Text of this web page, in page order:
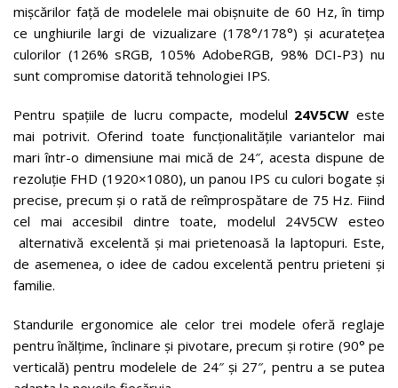
mișcărilor față de modelele mai obișnuite de 60 Hz, în timp
ce unghiurile largi de vizualizare (178°/178°) și acuratețea
culorilor (126% sRGB, 105% AdobeRGB, 98% DCI-P3) nu
sunt compromise datorită tehnologiei IPS.
Pentru spațiile de lucru compacte, modelul 24V5CW este
mai potrivit. Oferind toate funcționalitățile variantelor mai
mari într-o dimensiune mai mică de 24″, acesta dispune de
rezoluție FHD (1920×1080), un panou IPS cu culori bogate și
precise, precum și o rată de reîmprospătare de 75 Hz. Fiind
cel mai accesibil dintre toate, modelul 24V5CW esteo
alternativă excelentă și mai prietenoasă la laptopuri. Este,
de asemenea, o idee de cadou excelentă pentru prieteni și
familie.
Standurile ergonomice ale celor trei modele oferă reglaje
pentru înălțime, înclinare și pivotare, precum și rotire (90° pe
verticală) pentru modelele de 24″ și 27″, pentru a se putea